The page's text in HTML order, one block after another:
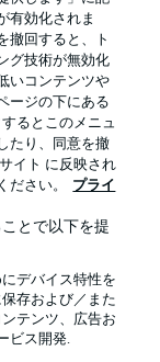
管理する
有効化されま
撤回すると、ト
グ技術が無効化
いコンテンツや
ージの下にある
るとこのメニュ
たり、同意を撤
イト に反映され
ださい。
プライ
とで以下を提
デバイス特性を
存および／また
テンツ、広告お
ビス開発.